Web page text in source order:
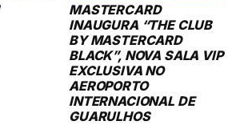
MASTERCARD
INAUGURA “THE CLUB
BY MASTERCARD
BLACK”, NOVA SALA VIP
EXCLUSIVA NO
AEROPORTO
INTERNACIONAL DE
GUARULHOS